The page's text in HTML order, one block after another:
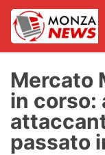
News
AC Monza
Mercato
in corso:
passato